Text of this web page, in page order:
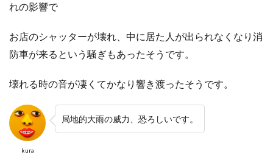
れの影響で
お店のシャッターが壊れ、 中に居た人が出られなくなり消
防車が来るという騒ぎもあったそうです。
壊れる時の音が凄くてかなり響き渡ったそうです。
kura
局地的大雨の威力、恐ろしいです。